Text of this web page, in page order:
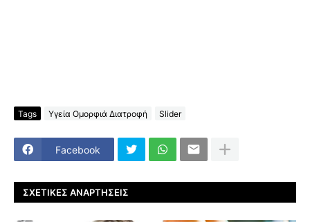
Tags Υγεία Ομορφιά Διατροφή Slider
Facebook
ΣΧΕΤΙΚΈΣ ΑΝΑΡΤΉΣΕΙΣ